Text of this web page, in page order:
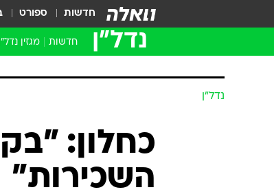
חדשות ספורט
נדל״ן חדשות מגזין נדל"ן
נדל״ן
כחלון:
השכירות"